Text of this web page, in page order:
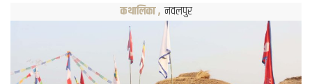
कथालिका, नवलपुर